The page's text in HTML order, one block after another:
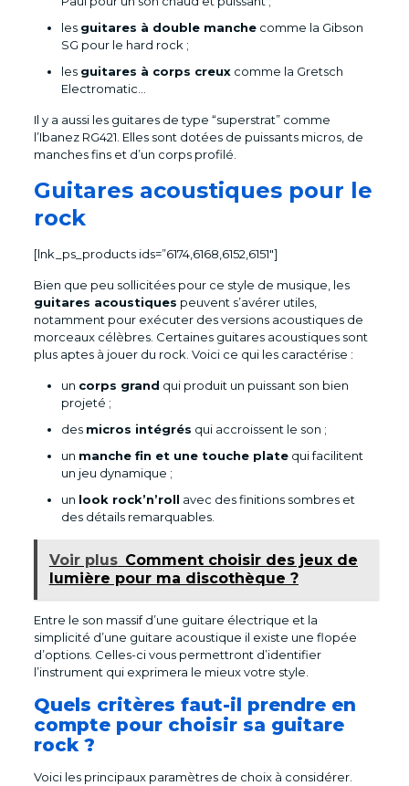
les guitares à double manchecomme la Gibson
SG pour le hard rock ;
les guitares à corps creuxcomme la Gretsch
Electromatic…
Il y a aussi les guitares de type “superstrat” comme
l’Ibanez RG421. Elles sont dotées de puissants micros, de
manches fins et d’un corps profilé.
Guitares acoustiques pour le
rock
[lnk_ps_products ids=”6174,6168,6152,6151″]
Bien que peu sollicitées pour ce style de musique, les
guitares acoustiques peuvent s’avérer utiles,
notamment pour exécuter des versions acoustiques de
morceaux célèbres. Certaines guitares acoustiques sont
plus aptes à jouer du rock. Voici ce qui les caractérise :
un corps grand qui produit un puissant son bien
projeté ;
des micros intégrés qui accroissent le son ;
un manche fin et une touche platequi facilitent
un jeu dynamique ;
un look rock’n’roll avec des finitions sombres et
des détails remarquables.
Voir plus Comment choisir des jeux de
lumière pour ma discothèque ?
Entre le son massif d’une guitare électrique et la
simplicité d’une guitare acoustique il existe une flopée
d’options. Celles-ci vous permettront d’identifier
l’instrument qui exprimera le mieux votre style.
Quels critères faut-il prendre en
compte pour choisir sa guitare
rock ?
Voici les principaux paramètres de choix à considérer.